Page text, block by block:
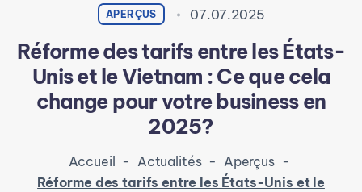
APERÇUS 07.07.2025
Réforme des tarifs entre les États-
Unis et le Vietnam : Ce que cela
change pour votre business en
2025?
Accueil - Actualités - Aperçus -
Réforme des tarifs entre les États-Unis et le